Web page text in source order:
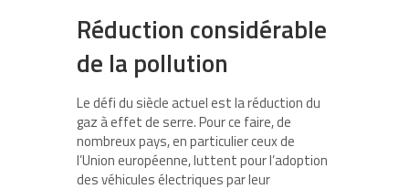
Réduction considérable
de la pollution
Le défi du siècle actuel est la réduction du
gaz à effet de serre. Pour ce faire, de
nombreux pays, en particulier ceux de
l’Union européenne, luttent pour l’adoption
des véhicules électriques par leur